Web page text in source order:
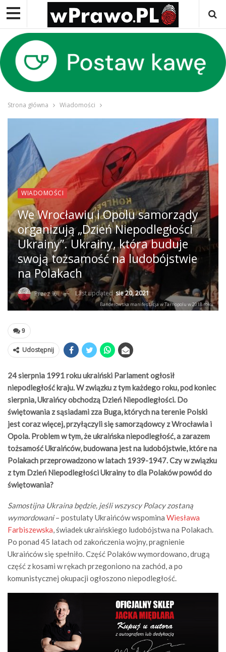
Strona główna Wiadomości
WIADOMOŚCI
We Wrocławiu i Opolu samorządy
organizują „Dzień Niepodległości
Ukrainy”. Ukrainy, która buduje
swoją tożsamość na ludobójstwie
na Polakach
Przez % Last updatedsie 20, 2021
Banderowska manifestacja w Tarnopolu w 2018 roku
9
Udostępnij
24 sierpnia 1991 roku ukraiński Parlament ogłosił
niepodległość kraju. W związku z tym każdego roku, pod koniec
sierpnia, Ukraińcy obchodzą Dzień Niepodległości. Do
świętowania z sąsiadami zza Buga, których na terenie Polski
jest coraz więcej, przyłączyli się samorządowcy z Wrocławia i
Opola. Problem w tym, że ukraińska niepodległość, a zarazem
tożsamość Ukraińców, budowana jest na ludobójstwie, które na
Polakach przeprowadzono w latach 1939-1947. Czy w związku
z tym Dzień Niepodległości Ukrainy to dla Polaków powód do
świętowania?
Samostijna Ukraina będzie, jeśli wszyscy Polacy zostaną
wymordowani– postulaty Ukraińców wspomina Wiesława
Farbiszewska, świadek ukraińskiego ludobójstwa na Polakach.
Po ponad 45 latach od zakończenia wojny, pragnienie
Ukraińców się spełniło. Część Polaków wymordowano, drugą
część z kosami w rękach przegoniono na zachód, a po
komunistycznej okupacji ogłoszono niepodległość.